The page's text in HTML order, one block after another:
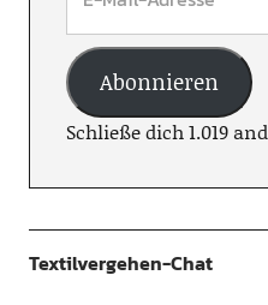
Abonnieren
Schließe dich 1.019
Textilvergehen-Chat